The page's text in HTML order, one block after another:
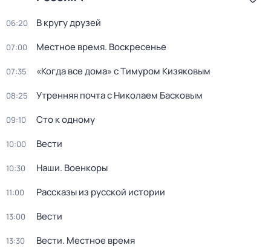
06:20 В кругу друзей
07:00 Местное время. Воскресенье
07:35 «Когда все дома» с Тимуром Кизяковым
08:25 Утренняя почта с Николаем Басковым
09:10 Сто к одному
10:00 Вести
10:30 Наши. Военкоры
11:00 Рассказы из русской истории
13:00 Вести
13:30 Вести. Местное время